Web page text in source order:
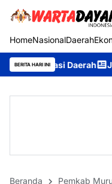
HomeNasionalDaerah
BERITA HARI INIJumat Berkah
Beranda Pemkab